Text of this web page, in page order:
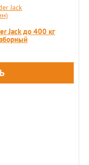
Jack до 400 кг